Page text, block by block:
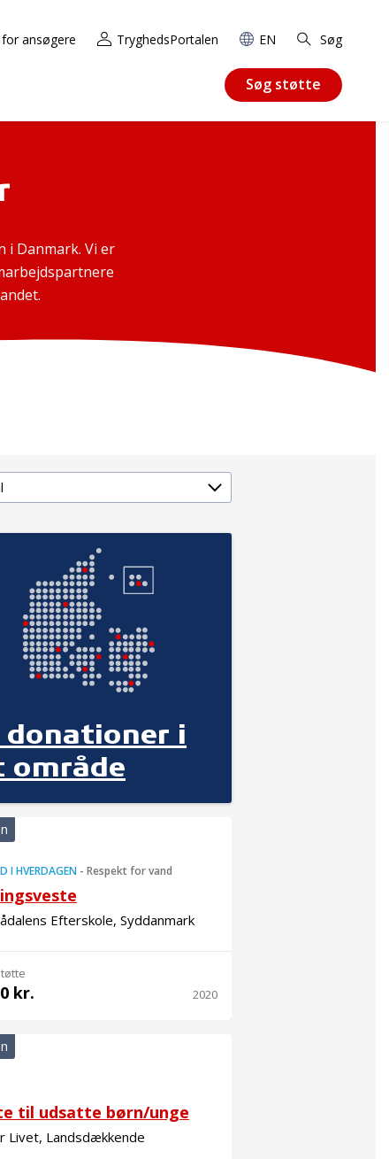
ansøgere TryghedsPortalen EN Søg
Søg støtte
Danmark. Vi er
donationer i
område
I HVERDAGEN - Respekt for vand
Efterskole, Syddanmark
kr. 2020
til udsatte børn/unge
Livet, Landsdækkende